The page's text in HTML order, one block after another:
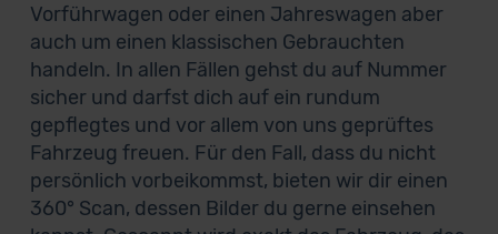
Vorführwagen oder einen Jahreswagen aber
auch um einen klassischen Gebrauchten
handeln. In allen Fällen gehst du auf Nummer
sicher und darfst dich auf ein rundum
gepflegtes und vor allem von uns geprüftes
Fahrzeug freuen. Für den Fall, dass du nicht
persönlich vorbeikommst, bieten wir dir einen
360° Scan, dessen Bilder du gerne einsehen